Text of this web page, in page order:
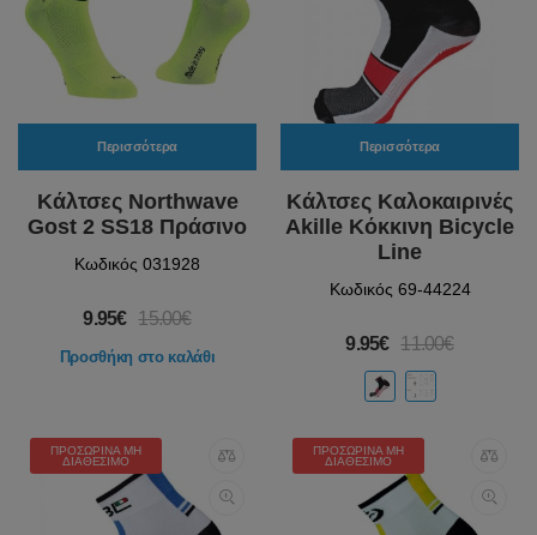
Περισσότερα
Κάλτσες Northwave
Gost 2 SS18 Πράσινο
Κωδικός 031928
9.95€ 15.00€
Προσθήκη στο καλάθι
Περισσότερα
Κάλτσες Καλοκαιρινές
Akille Κόκκινη Bicycle
Line
Κωδικός 69-44224
9.95€ 11.00€
ΠΡΟΣΩΡΙΝΆ ΜΗ
ΔΙΑΘΈΣΙΜΟ
ΠΡΟΣΩΡΙΝΆ ΜΗ
ΔΙΑΘΈΣΙΜΟ